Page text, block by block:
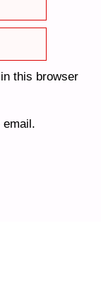
this browser
email.